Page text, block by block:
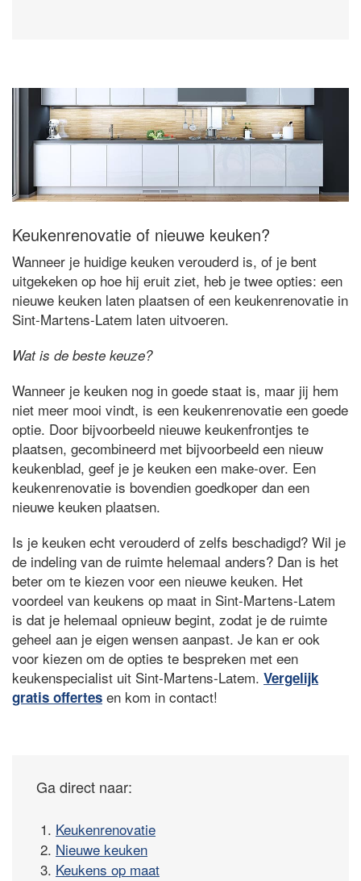
Keukenrenovatie of nieuwe keuken?
Wanneer je huidige keuken verouderd is, of je bent
uitgekeken op hoe hij eruit ziet, heb je twee opties: een
nieuwe keuken laten plaatsen of een keukenrenovatie in
Sint-Martens-Latem laten uitvoeren.
Wat is de beste keuze?
Wanneer je keuken nog in goede staat is, maar jij hem
niet meer mooi vindt, is een keukenrenovatie een goede
optie. Door bijvoorbeeld nieuwe keukenfrontjes te
plaatsen, gecombineerd met bijvoorbeeld een nieuw
keukenblad, geef je je keuken een make-over. Een
keukenrenovatie is bovendien goedkoper dan een
nieuwe keuken plaatsen.
Is je keuken echt verouderd of zelfs beschadigd? Wil je
de indeling van de ruimte helemaal anders? Dan is het
beter om te kiezen voor een nieuwe keuken. Het
voordeel van keukens op maat in Sint-Martens-Latem
is dat je helemaal opnieuw begint, zodat je de ruimte
geheel aan je eigen wensen aanpast. Je kan er ook
voor kiezen om de opties te bespreken met een
keukenspecialist uit Sint-Martens-Latem. Vergelijk
gratis offertes en kom in contact!
Ga direct naar:
1. Keukenrenovatie
2. Nieuwe keuken
3. Keukens op maat